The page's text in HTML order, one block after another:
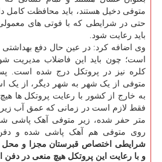
متوفی دخیل هستند، باید محافظت کامل
حتی در شرایطی که با فوتی های
باید رعایت شود.
وی اضافه کرد: در عین حال دفع بهداشتی
است؛ چون باید این فاضلاب مدیریت
کلره نیز در پروتکل درج شده است. پس
متوفی از یک شهر به شهر دیگر، از یک
به خارج از کشور با رعایت پروتکل ها
فقط لازم است در زمانی که عمق آب
متر حفر شده، زیر متوفی آهک پاشی
روی متوفی هم آهک پاشی شده و
شرایطی اختصاص قبرستان مجزا و محل
و با رعایت این پروتکل هیچ منعی در دفن